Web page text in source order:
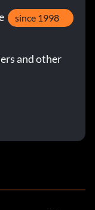
since 1998
and other